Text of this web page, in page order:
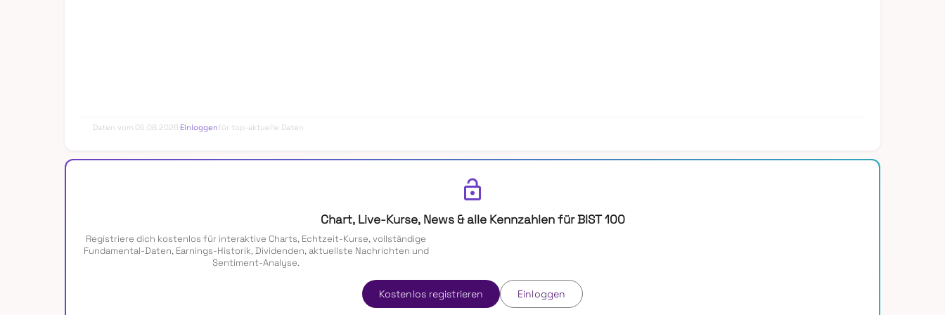
Daten vom 05.08.2026 Einloggen für top-aktuelle Daten
lock_open
Chart, Live-Kurse, News & alle Kennzahlen für BIST 100
Registriere dich kostenlos für interaktive Charts, Echtzeit-Kurse, vollständige
Fundamental-Daten, Earnings-Historik, Dividenden, aktuellste Nachrichten und
Sentiment-Analyse.
Kostenlos registrieren Einloggen